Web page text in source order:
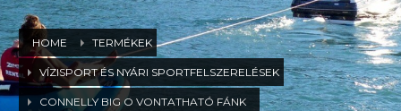
HOME TERMÉKEK
VÍZISPORT ÉS NYÁRI SPORTFELSZERELÉSEK
CONNELLY BIG O VONTATHATÓ FÁNK